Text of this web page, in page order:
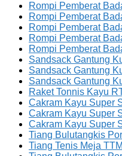
Rompi Pemberat
Rompi Pemberat
Rompi Pemberat
Rompi Pemberat
Rompi Pemberat
Sandsack Gantung
Sandsack Gantung
Sandsack Gantung
Raket Tonnis Kayu
Cakram Kayu Super
Cakram Kayu Super
Cakram Kayu Super
Tiang Bulutangkis
Tiang Tenis Meja